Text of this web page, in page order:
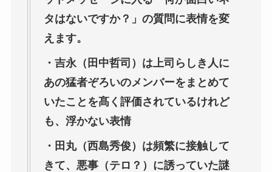
タはないですか？」の質問に表情を変
えます。
・吉永（田中哲司）は上司らしき人に
あの猛者ぞろいのメンバーをまとめて
いたことを髙く評価されているけれど
も、浮かない表情
・田丸（西島秀俊）は頻繁に接触して
きて、悪事（テロ？）に誘っていた謎